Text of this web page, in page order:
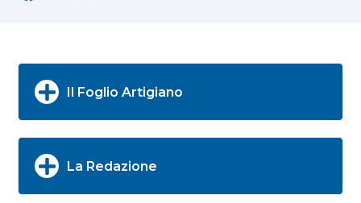
Il Foglio Artigiano
La Redazione